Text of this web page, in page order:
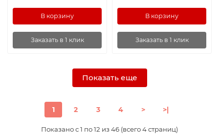
В корзину
Заказать в 1 клик
В корзину
Заказать в 1 клик
Показать еще
1 2 3 4 > >|
Показано с 1 по 12 из 46 (всего 4 страниц)